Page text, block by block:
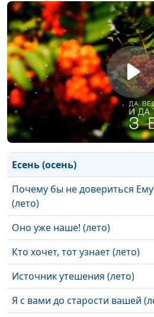
Однажды Он придёт (апрель
Диковинные наряды (осень)
Волнующий аромат (май)
Вестники надежды (апрель
В движении (март)
Женское лето (осень)
Есень (осень)
Почему бы не довериться
(лето)
Оно уже наше! (лето)
Кто хочет, тот узнает (лето)
Источник утешения (лето)
Я с вами до старости вашей